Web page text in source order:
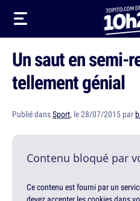
Un saut en semi-
tellement génial
Publié dansSport, le 28/07/2015 par
Contenu bloqué par
Ce contenu est fourni par un